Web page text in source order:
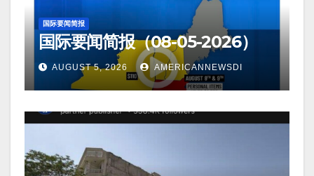
国际要闻简报
国际要闻简报（08-05-2026）
AUGUST 5, 2026 AMERICANNEWSDI